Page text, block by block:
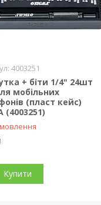
4003251
+ біти 1/4" 24шт
мобільних
(пласт кейс)
(4003251)
Купити